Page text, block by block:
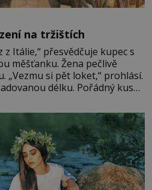
na tržištích
Itálie,“ přesvědčuje kupec s
měšťanku. Žena pečlivě
„Vezmu si pět loket,“ prohlásí.
délku. Pořádný kus
sukni,“ zhodnotí švadlena
„Ošidili vás, podívejte.“